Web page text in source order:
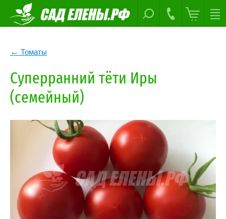
Томаты
Суперранний тёти Иры
(семейный)